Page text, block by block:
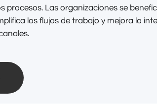
procesos. Las organizaciones se
los flujos de trabajo y mejora la